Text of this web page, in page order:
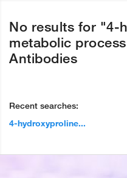
No results for "4-
metabolic
Antibodies
Recent searches:
4-hydroxyproline...